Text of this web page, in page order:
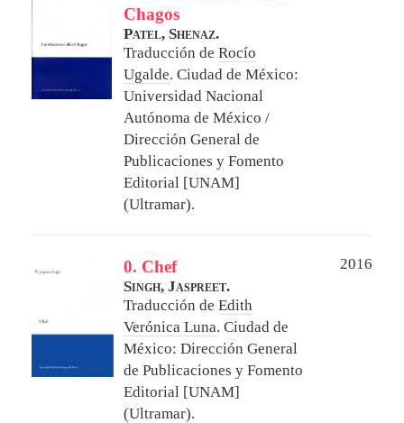
Chagos
Patel, Shenaz.
Traducción de Rocío
Ugalde. Ciudad de México:
Universidad Nacional
Autónoma de México /
Dirección General de
Publicaciones y Fomento
Editorial [UNAM]
(Ultramar).
0. Chef
2016
Singh, Jaspreet.
Traducción de Edith
Verónica Luna. Ciudad de
México: Dirección General
de Publicaciones y Fomento
Editorial [UNAM]
(Ultramar).